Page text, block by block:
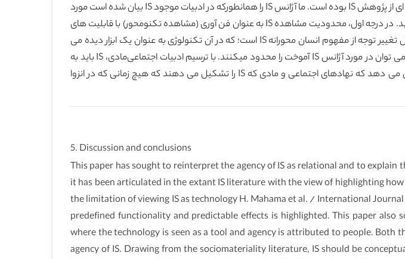
این مقاله در پی تفسیر مجددی از آژانس IS به صورت رابطه ای و توضیح مفهوم یک دید رابطه ای از پژوهش IS بوده است. ما آژانس IS را همانطورکه در ادبیات موجود IS بیان شده است مورد
بررسی کردیم، با این دیدگاه که چگونه دانش می تواند از یک دید رابطه ای از آژانس IS ارتقا یابد. در درجه اول، محدودیت مشاهده IS به عنوان فن آوری (مشاهده تکنومحور) با قابلیت های
از پیش تعریف شده و اثرات قابل پیش بینی برجسته شده است. این مقاله همچنین به دنبال تغییر توجه از مفهوم انسان محورانه IS است؛ که در آن تکنولوژی به عنوان یک ابزار دیده می
شود و آژانس به مردم نسبت داده شده است. هر دو دیدگاه تکنومحور و انسان‌محور آنچه می توان در مورد آژانس IS آموخت را محدود میکنند. با ترسیم ادبیات اجتماعی‌مادی، IS باید به
عنوان یک شبکه ارتباطی با ارائه یک نگاه رابطه ای از آژانس IS تصور شود. این دیدگاه نشان می دهد که نهادهای اجتماعی و مادی که IS را تشکیل می دهند که هیچ زمانی که در انزوا
5. Discussion and conclusions
This paper has sought to reinterpret the agency of IS as relational and to
it has been articulated in the extant IS literature with the view of highlighting
the limitation of viewing IS as technology H. Mahama et al. / International
predefined functionality and predictable effects is highlighted. This paper
where the technology is seen as a tool and agency is attributed to people.
agency of IS. Drawing from the sociomateriality literature, IS should be